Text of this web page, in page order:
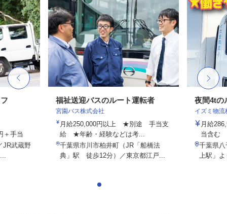
＋手当
JR武蔵野
福祉送迎バスのルート運転者
宮園バス株式会社
月給250,000円以上 ★別途 手当支
給 ★年齢・経験などは考...
千葉県市川市柏井町（JR「船橋法
典」駅 徒歩12分）／東京都江戸...
夜間4tの
イズミ物
月給
当含む
千葉県
上駅」